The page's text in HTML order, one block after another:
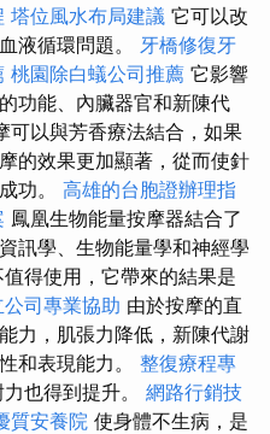
塔位風水布局建議 它可以改
液循環問題。 牙橋修復牙
桃園除白蟻公司推薦 它影響
功能、內臟器官和新陳代
可以與芳香療法結合，如果
的效果更加顯著，從而使針
功。 高雄的台胞證辦理指
鳳凰生物能量按摩器結合了
訊學、生物能量學和神經學
得使用，它帶來的結果是
司專業協助 由於按摩的直
力，肌張力降低，新陳代謝
和表現能力。 整復療程專
也得到提升。 網路行銷技
質安養院 使身體不生病，是